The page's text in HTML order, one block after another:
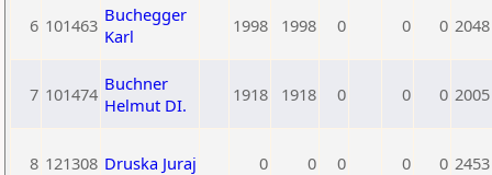
6 101463 Buchegger
Karl
1998 1998 0 0 0 2048
7 101474 Buchner
Helmut DI.
1918 1918 0 0 0 2005
8 121308 Druska Juraj 0 0 0 0 0 2453